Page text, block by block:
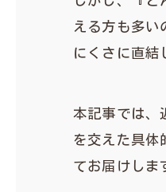
える方も多い
にくさに直結
本記事では、
を交えた具体
てお届けしま